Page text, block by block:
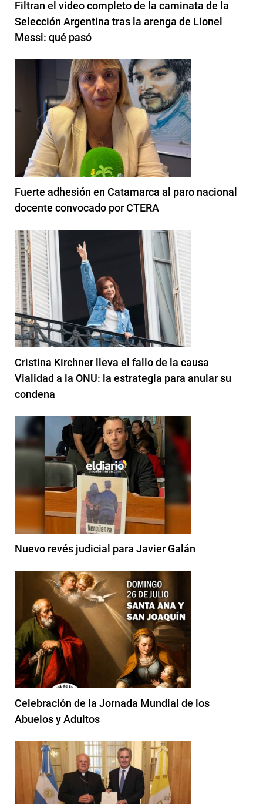
Filtran el video completo de la caminata de la
Selección Argentina tras la arenga de Lionel
Messi: qué pasó
Fuerte adhesión en Catamarca al paro nacional
docente convocado por CTERA
Cristina Kirchner lleva el fallo de la causa
Vialidad a la ONU: la estrategia para anular su
condena
Nuevo revés judicial para Javier Galán
Celebración de la Jornada Mundial de los
Abuelos y Adultos